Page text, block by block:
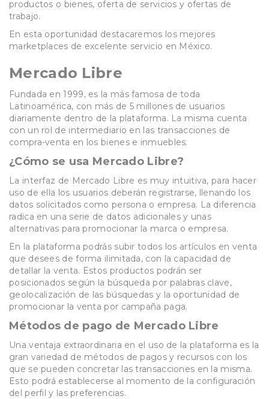
productos o bienes, oferta de servicios y ofertas de
trabajo.
En esta oportunidad destacaremos los mejores
marketplaces de excelente servicio en México.
Mercado Libre
Fundada en 1999, es la más famosa de toda
Latinoamérica, con más de 5 millones de usuarios
diariamente dentro de la plataforma. La misma cuenta
con un rol de intermediario en las transacciones de
compra-venta en los bienes e inmuebles.
¿Cómo se usa Mercado Libre?
La interfaz de Mercado Libre es muy intuitiva, para hacer
uso de ella los usuarios deberán registrarse, llenando los
datos solicitados como persona o empresa. La diferencia
radica en una serie de datos adicionales y unas
alternativas para promocionar la marca o empresa.
En la plataforma podrás subir todos los artículos en venta
que desees de forma ilimitada, con la capacidad de
detallar la venta. Estos productos podrán ser
posicionados según la búsqueda por palabras clave,
geolocalización de las búsquedas y la oportunidad de
promocionar la venta por campaña paga.
Métodos de pago de Mercado Libre
Una ventaja extraordinaria en el uso de la plataforma es la
gran variedad de métodos de pagos y recursos con los
que se pueden concretar las transacciones en la misma.
Esto podrá establecerse al momento de la configuración
del perfil y las preferencias.